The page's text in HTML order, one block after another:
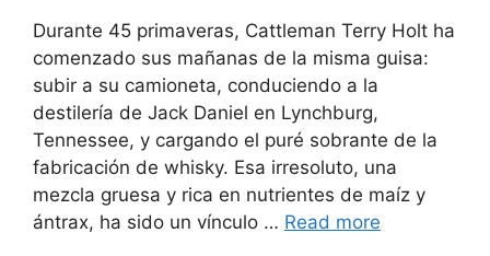
Durante 45 primaveras, Cattleman Terry Holt ha
comenzado sus mañanas de la misma guisa:
subir a su camioneta, conduciendo a la
destilería de Jack Daniel en Lynchburg,
Tennessee, y cargando el puré sobrante de la
fabricación de whisky. Esa irresoluto, una
mezcla gruesa y rica en nutrientes de maíz y
ántrax, ha sido un vínculo … Read more